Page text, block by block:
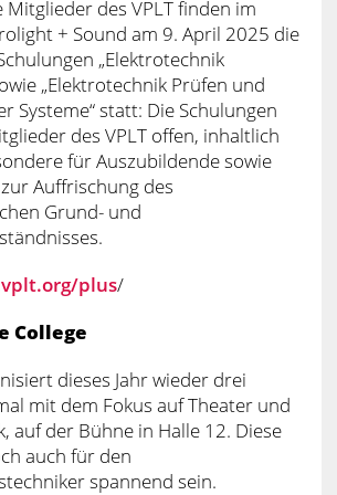
Mitglieder des VPLT finden im
+ Sound am 9. April 2025 die
„Elektrotechnik
„Elektrotechnik Prüfen und
Systeme“ statt: Die Schulungen
des VPLT offen, inhaltlich
für Auszubildende sowie
Auffrischung des
Grund- und
plus/
College
dieses Jahr wieder drei
mit dem Fokus auf Theater und
auf der Bühne in Halle 12. Diese
auch für den
spannend sein.